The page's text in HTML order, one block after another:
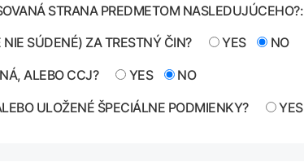
STRANA PREDMETOM NASLEDUJÚCEHO?:
NIE SÚDENÉ) ZA TRESTNÝ ČIN?
YES
NO
ALEBO CCJ?
YES
NO
ULOŽENÉ ŠPECIÁLNE PODMIENKY?
YES